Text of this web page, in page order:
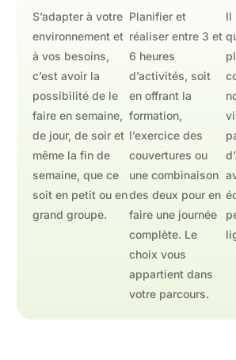
S’adapter à votre
environnement et
à vos besoins,
c’est avoir la
possibilité de le
faire en semaine,
de jour, de soir et
même la fin de
semaine, que ce
soit en petit ou en
grand groupe.
Planifier et
réaliser entre 3 et
6 heures
d’activités, soit
en offrant la
formation,
l’exercice des
couvertures ou
une combinaison
des deux pour en
faire une journée
complète. Le
choix vous
appartient dans
votre parcours.
Il